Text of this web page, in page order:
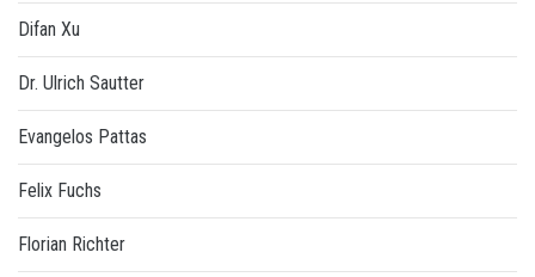
Difan Xu
Dr. Ulrich Sautter
Evangelos Pattas
Felix Fuchs
Florian Richter